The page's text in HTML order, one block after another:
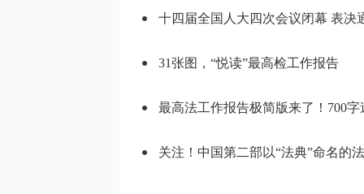
十四届全国人大四次会议闭幕 表决
31张图，“悦读”最高检工作报告
最高法工作报告极简版来了！700
关注！中国第二部以“法典”命名的